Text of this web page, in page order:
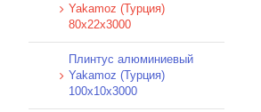
Yakamoz (Турция)
80x22x3000
Плинтус алюминиевый
Yakamoz (Турция)
100х10х3000